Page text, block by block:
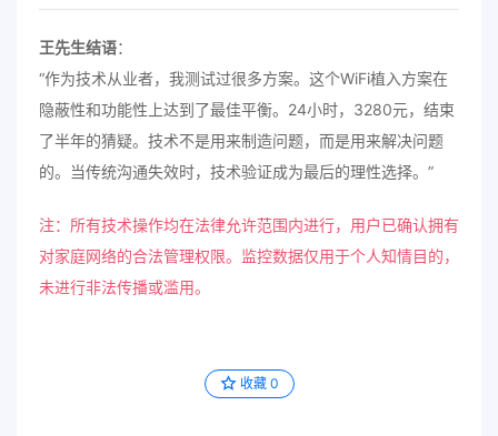
王先生结语：
“作为技术从业者，我测试过很多方案。这个WiFi植入方案在
隐蔽性和功能性上达到了最佳平衡。24小时，3280元，结束
了半年的猜疑。技术不是用来制造问题，而是用来解决问题
的。当传统沟通失效时，技术验证成为最后的理性选择。”
注：所有技术操作均在法律允许范围内进行，用户已确认拥有
对家庭网络的合法管理权限。监控数据仅用于个人知情目的，
未进行非法传播或滥用。
收藏 0